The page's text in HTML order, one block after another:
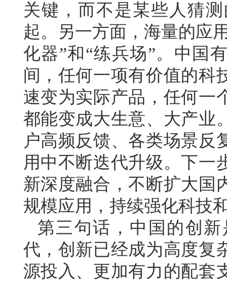
关键，而不是某些人猜
起。另一方面，海量的应
化器”和“练兵场”。中国
间，任何一项有价值的科
速变为实际产品，任何一
都能变成大生意、大产业
户高频反馈、各类场景反
用中不断迭代升级。下一
新深度融合，不断扩大国
规模应用，持续强化科技
第三句话，中国的创
代，创新已经成为高度复
源投入、更加有力的配套